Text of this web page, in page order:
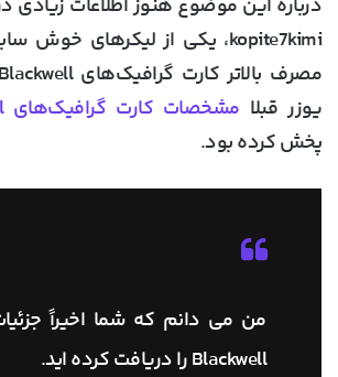
درباره این موضوع هنوز اطلاعات
kopite7kimi، یکی از لیکرهای خوش سابقه،
یوزر قبلا مشخصات کارت گرافیک‌های Blackwell
پخش کرده بود.
Blackwell را دریافت کرده اید.